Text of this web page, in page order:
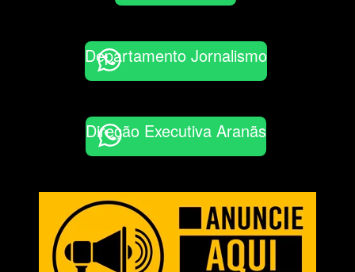
Departamento Jornalismo
Direção Executiva Aranãs